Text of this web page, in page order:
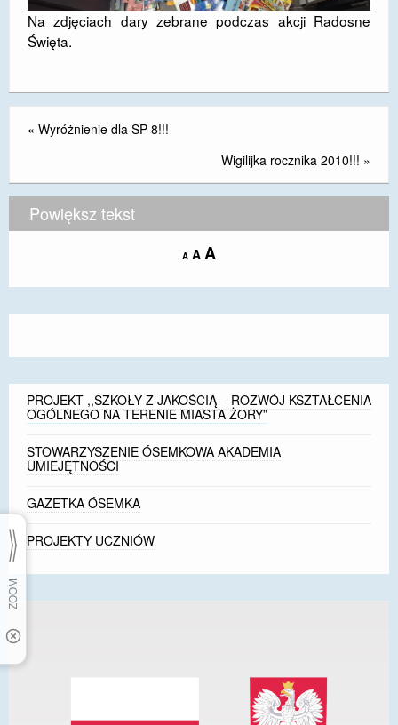
Na zdjęciach dary zebrane podczas akcji Radosne
Święta.
« Wyróżnienie dla SP-8!!!
Wigilijka rocznika 2010!!! »
Powiększ tekst
A Decrease
size.
A Reset
size.
AIncrease
size.
PROJEKT ,,SZKOŁY Z JAKOŚCIĄ – ROZWÓJ KSZTAŁCENIA
OGÓLNEGO NA TERENIE MIASTA ŻORY”
STOWARZYSZENIE ÓSEMKOWA AKADEMIA
UMIEJĘTNOŚCI
GAZETKA ÓSEMKA
PROJEKTY UCZNIÓW